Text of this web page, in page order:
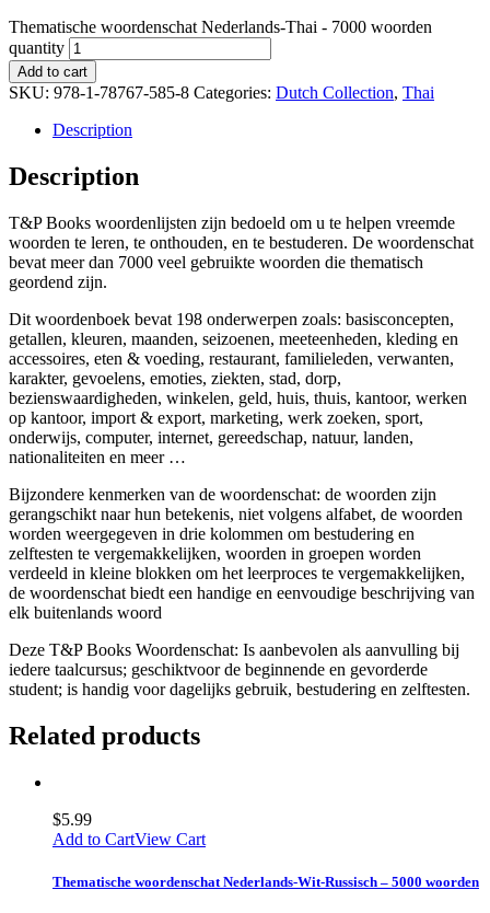
Thematische woordenschat Nederlands-Thai - 7000 woorden
quantity
Add to cart
SKU: 978-1-78767-585-8 Categories: Dutch Collection, Thai
Description
Description
T&P Books woordenlijsten zijn bedoeld om u te helpen vreemde
woorden te leren, te onthouden, en te bestuderen. De woordenschat
bevat meer dan 7000 veel gebruikte woorden die thematisch
geordend zijn.
Dit woordenboek bevat 198 onderwerpen zoals: basisconcepten,
getallen, kleuren, maanden, seizoenen, meeteenheden, kleding en
accessoires, eten & voeding, restaurant, familieleden, verwanten,
karakter, gevoelens, emoties, ziekten, stad, dorp,
bezienswaardigheden, winkelen, geld, huis, thuis, kantoor, werken
op kantoor, import & export, marketing, werk zoeken, sport,
onderwijs, computer, internet, gereedschap, natuur, landen,
nationaliteiten en meer …
Bijzondere kenmerken van de woordenschat: de woorden zijn
gerangschikt naar hun betekenis, niet volgens alfabet, de woorden
worden weergegeven in drie kolommen om bestudering en
zelftesten te vergemakkelijken, woorden in groepen worden
verdeeld in kleine blokken om het leerproces te vergemakkelijken,
de woordenschat biedt een handige en eenvoudige beschrijving van
elk buitenlands woord
Deze T&P Books Woordenschat: Is aanbevolen als aanvulling bij
iedere taalcursus; geschiktvoor de beginnende en gevorderde
student; is handig voor dagelijks gebruik, bestudering en zelftesten.
Related products
$5.99
Add to CartView Cart
Thematische woordenschat Nederlands-Wit-Russisch – 5000 woorden